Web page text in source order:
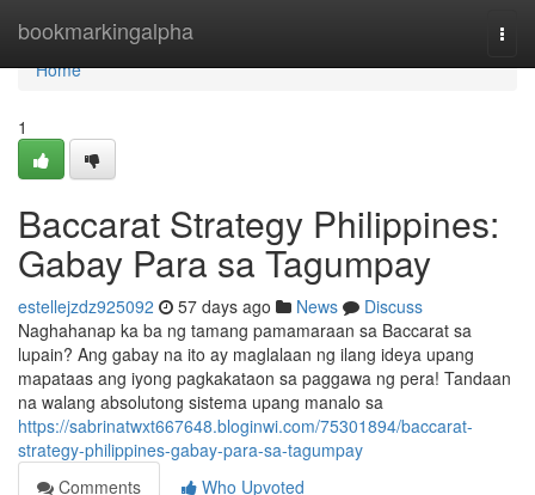
bookmarkingalpha
Home
Home
1
Baccarat Strategy Philippines:
Gabay Para sa Tagumpay
estellejzdz925092 57 days ago News
Discuss
Naghahanap ka ba ng tamang pamamaraan sa Baccarat sa
lupain? Ang gabay na ito ay maglalaan ng ilang ideya upang
mapataas ang iyong pagkakataon sa paggawa ng pera! Tandaan
na walang absolutong sistema upang manalo sa
https://sabrinatwxt667648.bloginwi.com/75301894/baccarat-
strategy-philippines-gabay-para-sa-tagumpay
Comments
Who Upvoted